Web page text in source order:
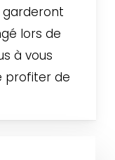
garderont
lors de
à vous
profiter de